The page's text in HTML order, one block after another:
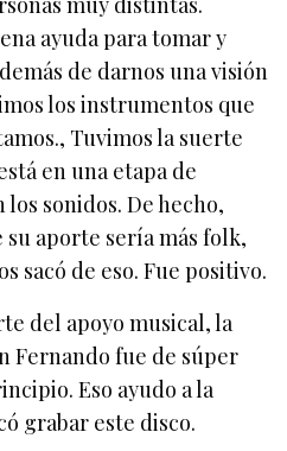
ayuda para tomar y
de darnos una visión
los instrumentos que
Tuvimos la suerte
en una etapa de
sonidos. De hecho,
aporte sería más folk,
sacó de eso. Fue positivo.
del apoyo musical, la
Fernando fue de súper
Eso ayudo a la
grabar este disco.